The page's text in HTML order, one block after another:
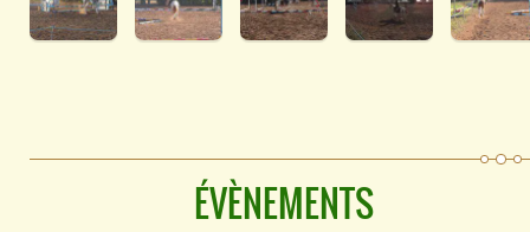
ÉVÈNEMENTS